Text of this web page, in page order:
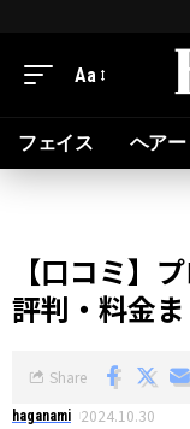
Aa
フェイス ヘアー
【口コミ】
評判・料金
haganami 2024.10.30
Share